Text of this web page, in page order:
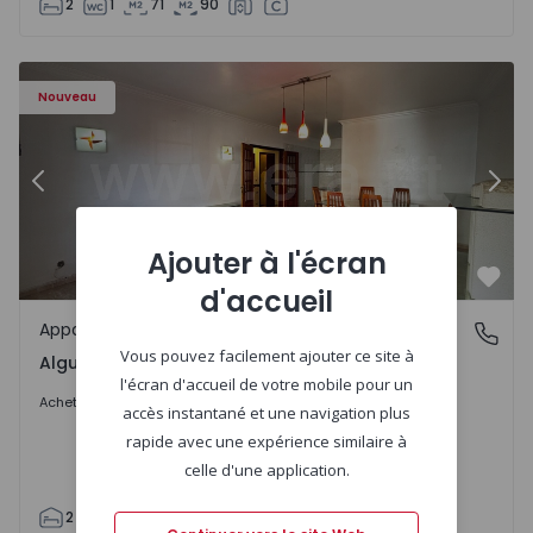
2 1 71 90
Nouveau
- 15
Appartement T2 Sintra, Algueirão-Mem Martins -
Précédent
Algueirão-Mem Martins, Lisboa
Appartement
Algueirão-Mem Martins, Lisboa
Acheter 295.000 €
2 90 95
Ajouter à l'écran
d'accueil
Vous pouvez facilement ajouter ce site à
l'écran d'accueil de votre mobile pour un
accès instantané et une navigation plus
rapide avec une expérience similaire à
celle d'une application.